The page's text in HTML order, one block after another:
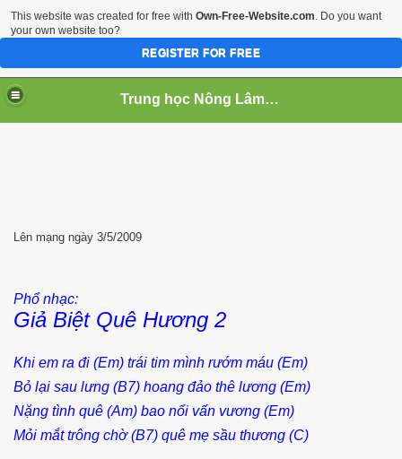
Trung học Nông Lâm Súc Cần Thơ
Lên mạng ngày 3/5/2009
Phổ nhạc:
Giả Biệt Quê Hương 2
Khi em ra đi (Em) trái tim mình rướm máu (Em)
Bỏ lại sau lưng (B7) hoang đảo thê lương (Em)
Nặng tình quê (Am) bao nổi vấn vương (Em)
Mỏi mắt trông chờ (B7) quê mẹ sầu thương (C)
This website was created for free with Own-Free-Website.com. Do you want
your own website too?
REGISTER FOR FREE